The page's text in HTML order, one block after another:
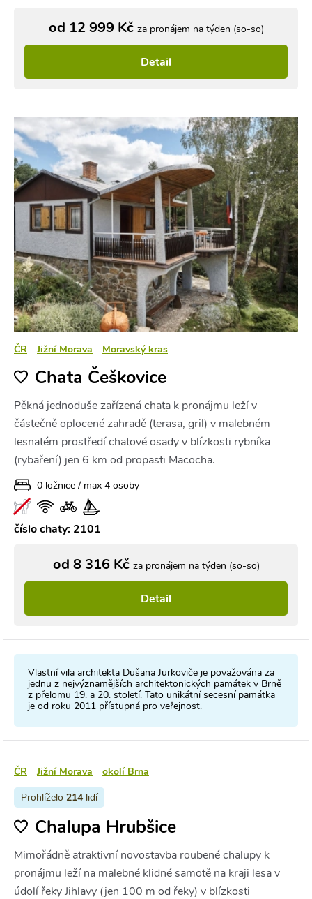
od 12 999 Kč za pronájem na týden (so-so)
Detail
ČR Jižní Morava Moravský kras
Chata Češkovice
Pěkná jednoduše zařízená chata k pronájmu leží v
částečně oplocené zahradě (terasa, gril) v malebném
lesnatém prostředí chatové osady v blízkosti rybníka
(rybaření) jen 6 km od propasti Macocha.
0 ložnice / max 4 osoby
číslo chaty: 2101
od 8 316 Kč za pronájem na týden (so-so)
Detail
Vlastní vila architekta Dušana Jurkoviče je považována za
jednu z nejvýznamějších architektonických památek v Brně
z přelomu 19. a 20. století. Tato unikátní secesní památka
je od roku 2011 přístupná pro veřejnost.
ČR Jižní Morava okolí Brna
Prohlíželo 214 lidí
Chalupa Hrubšice
Mimořádně atraktivní novostavba roubené chalupy k
pronájmu leží na malebné klidné samotě na kraji lesa v
údolí řeky Jihlavy (jen 100 m od řeky) v blízkosti